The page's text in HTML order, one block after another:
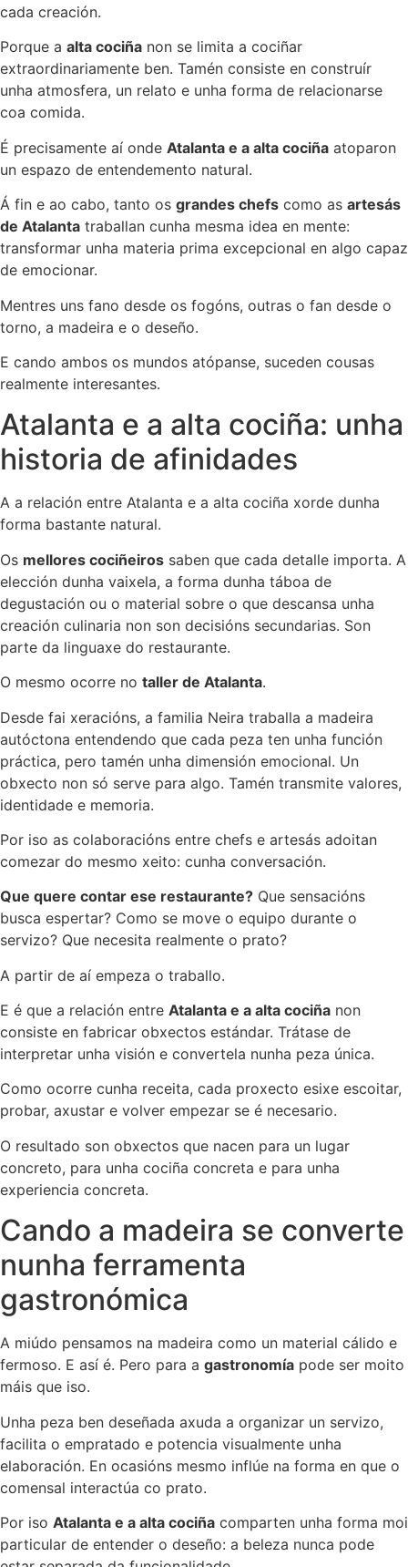
cada creación.
Porque a alta cociña non se limita a cociñar
extraordinariamente ben. Tamén consiste en construír
unha atmosfera, un relato e unha forma de relacionarse
coa comida.
É precisamente aí onde Atalanta e a alta cociña atoparon
un espazo de entendemento natural.
Á fin e ao cabo, tanto os grandes chefs como as artesás
de Atalanta traballan cunha mesma idea en mente:
transformar unha materia prima excepcional en algo capaz
de emocionar.
Mentres uns fano desde os fogóns, outras o fan desde o
torno, a madeira e o deseño.
E cando ambos os mundos atópanse, suceden cousas
realmente interesantes.
Atalanta e a alta cociña: unha
historia de afinidades
A a relación entre Atalanta e a alta cociña xorde dunha
forma bastante natural.
Os mellores cociñeiros saben que cada detalle importa. A
elección dunha vaixela, a forma dunha táboa de
degustación ou o material sobre o que descansa unha
creación culinaria non son decisións secundarias. Son
parte da linguaxe do restaurante.
O mesmo ocorre no taller de Atalanta.
Desde fai xeracións, a familia Neira traballa a madeira
autóctona entendendo que cada peza ten unha función
práctica, pero tamén unha dimensión emocional. Un
obxecto non só serve para algo. Tamén transmite valores,
identidade e memoria.
Por iso as colaboracións entre chefs e artesás adoitan
comezar do mesmo xeito: cunha conversación.
Que quere contar ese restaurante? Que sensacións
busca espertar? Como se move o equipo durante o
servizo? Que necesita realmente o prato?
A partir de aí empeza o traballo.
E é que a relación entre Atalanta e a alta cociña non
consiste en fabricar obxectos estándar. Trátase de
interpretar unha visión e convertela nunha peza única.
Como ocorre cunha receita, cada proxecto esixe escoitar,
probar, axustar e volver empezar se é necesario.
O resultado son obxectos que nacen para un lugar
concreto, para unha cociña concreta e para unha
experiencia concreta.
Cando a madeira se converte
nunha ferramenta
gastronómica
A miúdo pensamos na madeira como un material cálido e
fermoso. E así é. Pero para a gastronomía pode ser moito
máis que iso.
Unha peza ben deseñada axuda a organizar un servizo,
facilita o empratado e potencia visualmente unha
elaboración. En ocasións mesmo inflúe na forma en que o
comensal interactúa co prato.
Por iso Atalanta e a alta cociña comparten unha forma moi
particular de entender o deseño: a beleza nunca pode